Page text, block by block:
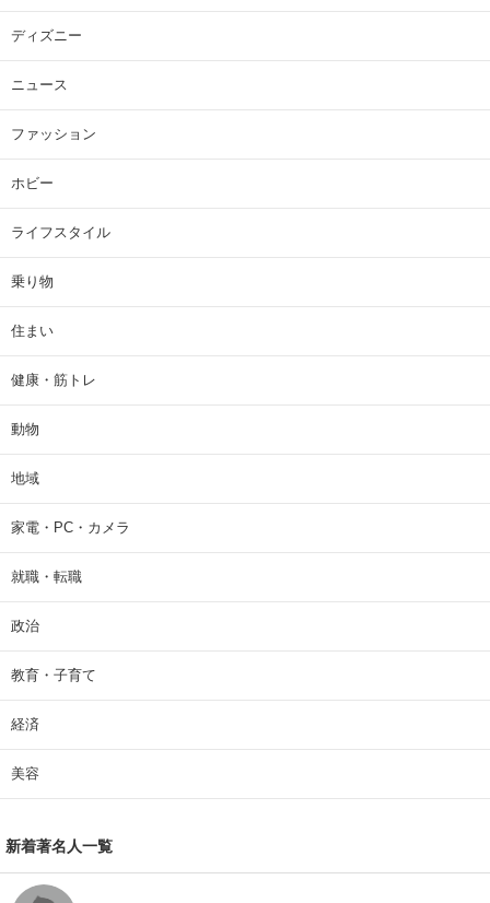
ディズニー
ニュース
ファッション
ホビー
ライフスタイル
乗り物
住まい
健康・筋トレ
動物
地域
家電・PC・カメラ
就職・転職
政治
教育・子育て
経済
美容
新着著名人一覧